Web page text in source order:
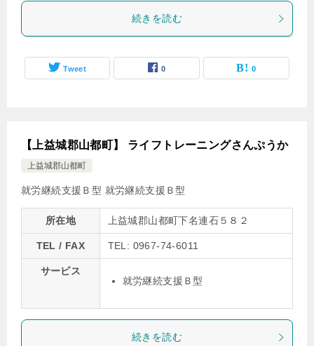
続きを読む
Tweet 0 0
【上益城郡山都町】 ライフトレーニングさんぷうか
上益城郡山都町
就労継続支援Ｂ型 就労継続支援Ｂ型
所在地 上益城郡山都町下名連石５８２
TEL / FAX TEL: 0967-74-6011
サービス
就労継続支援Ｂ型
続きを読む